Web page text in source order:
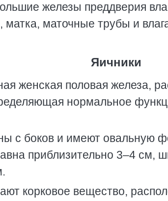
железы преддверия
матка, маточные трубы и
Яичники
женская половая железа,
нормальное
с боков и имеют овальную
приблизительно 3–4 см,
корковое вещество,